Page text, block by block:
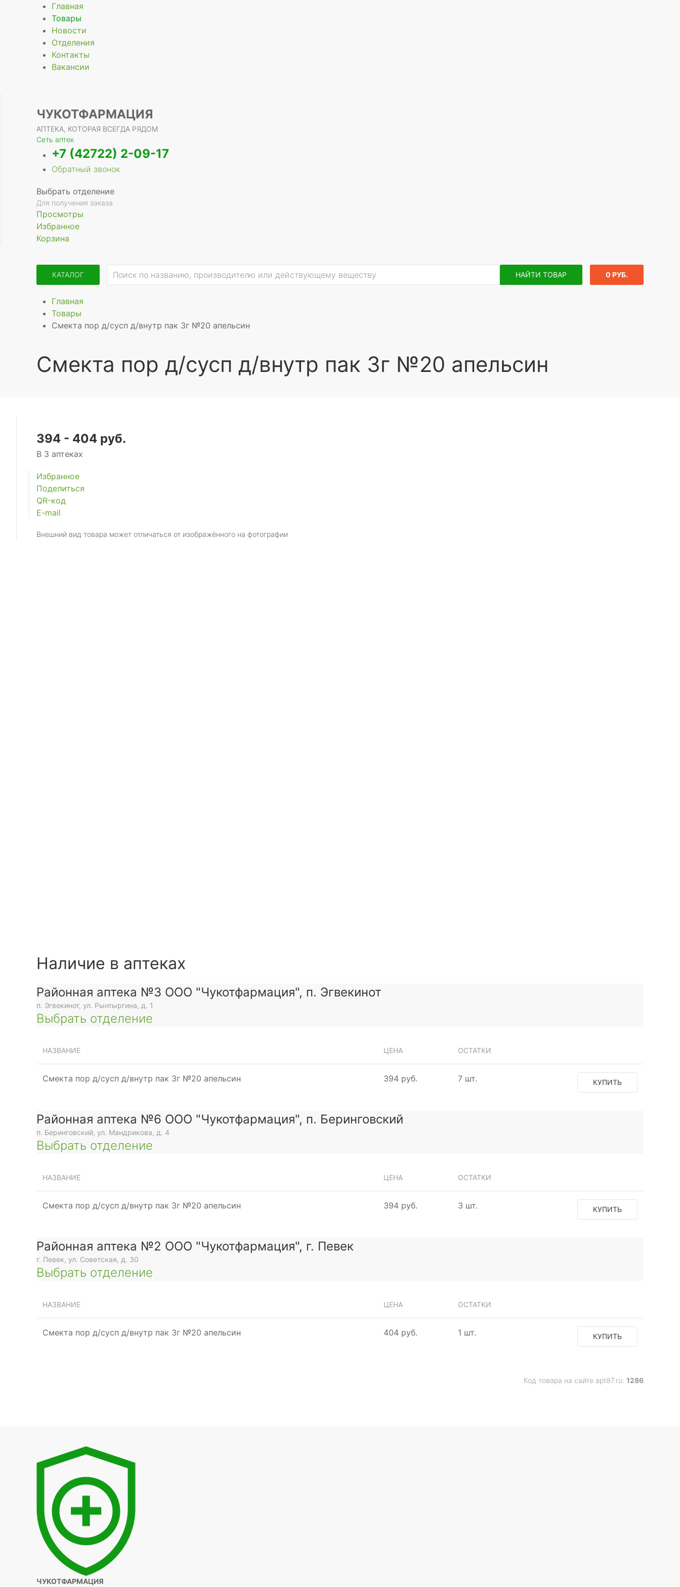
Главная
Товары
Новости
Отделения
Контакты
Вакансии
ЧУКОТФАРМАЦИЯ
АПТЕКА, КОТОРАЯ ВСЕГДА РЯДОМ
Сеть аптек
+7 (42722) 2-09-17
Обратный звонок
Выбрать отделение
Для получения заказа
Просмотры
Избранное
Корзина
КАТАЛОГ НАЙТИ ТОВАР 0 РУБ.
Главная
Товары
Смекта пор д/сусп д/внутр пак 3г №20 апельсин
Смекта пор д/сусп д/внутр пак 3г №20 апельсин
394 - 404 руб.
В 3 аптеках
Избранное
Поделиться
QR-код
E-mail
Внешний вид товара может отличаться от изображённого на фотографии
Наличие в аптеках
Районная аптека №3 ООО "Чукотфармация", п. Эгвекинот
п. Эгвекинот, ул. Рынтыргина, д. 1
Выбрать отделение
НАЗВАНИЕ ЦЕНА ОСТАТКИ
Смекта пор д/сусп д/внутр пак 3г №20 апельсин 394 руб. 7 шт. КУПИТЬ
Районная аптека №6 ООО "Чукотфармация", п. Беринговский
п. Беринговский, ул. Мандрикова, д. 4
Выбрать отделение
НАЗВАНИЕ ЦЕНА ОСТАТКИ
Смекта пор д/сусп д/внутр пак 3г №20 апельсин 394 руб. 3 шт. КУПИТЬ
Районная аптека №2 ООО "Чукотфармация", г. Певек
г. Певек, ул. Советская, д. 30
Выбрать отделение
НАЗВАНИЕ ЦЕНА ОСТАТКИ
Смекта пор д/сусп д/внутр пак 3г №20 апельсин 404 руб. 1 шт. КУПИТЬ
Код товара на сайте apt87.ru: 1286
ЧУКОТФАРМАЦИЯ